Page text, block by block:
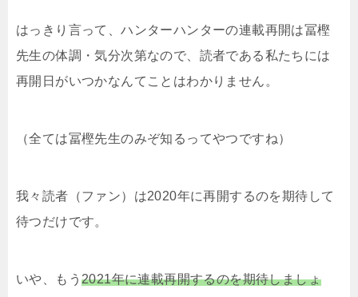
はっきり言って、ハンターハンターの連載再開は冨樫
先生の体調・気分次第なので、読者である私たちには
再開日がいつかなんてことはわかりません。
（全ては冨樫先生のみぞ知るってやつですね）
我々読者（ファン）は2020年に再開するのを期待して
待つだけです。
いや、もう 2021年に連載再開するのを期待しましょ